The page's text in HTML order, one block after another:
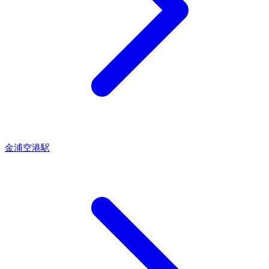
金浦空港駅